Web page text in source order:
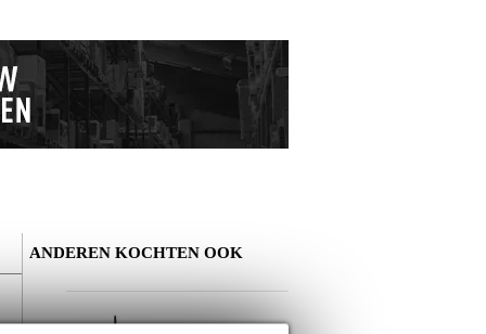
Schrijf zelf een review
ANDEREN KOCHTEN OOK